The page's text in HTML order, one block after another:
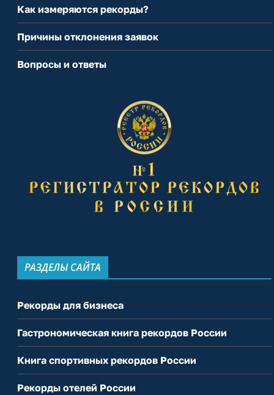
Как измеряются рекорды?
Причины отклонения заявок
Вопросы и ответы
РАЗДЕЛЫ САЙТА
Рекорды для бизнеса
Гастрономическая книга рекордов России
Книга спортивных рекордов России
Рекорды отелей России